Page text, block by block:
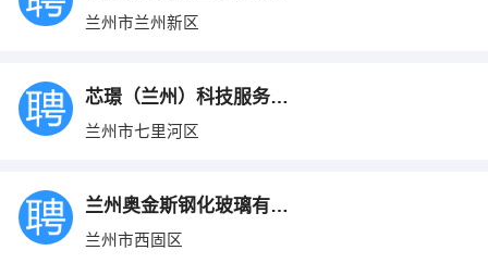
兰州市兰州新区
芯璟（兰州）科技服务有限公司
兰州市七里河区
兰州奥金斯钢化玻璃有限公司
兰州市西固区